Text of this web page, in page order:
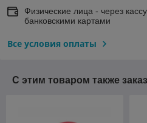
Физические лица - через
банковскими картами
Все условия оплаты
С этим товаром также